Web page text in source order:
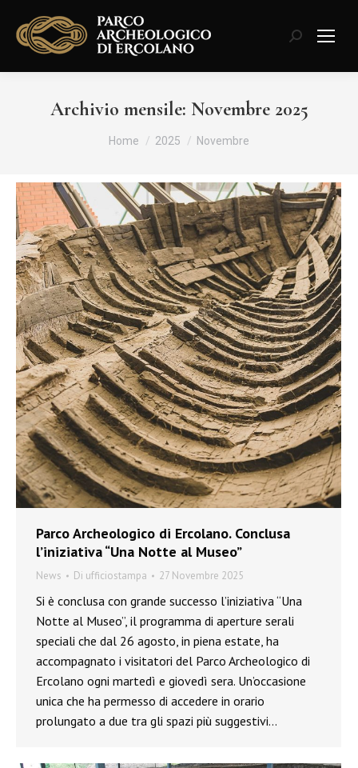
Cerca:
Archivio mensile: Novembre 2025
Tu sei qui:
Home 2025 Novembre
Parco Archeologico di Ercolano. Conclusa
l’iniziativa “Una Notte al Museo”
News Di ufficiostampa 27 Novembre 2025
Si è conclusa con grande successo l’iniziativa “Una
Notte al Museo”, il programma di aperture serali
speciali che dal 26 agosto, in piena estate, ha
accompagnato i visitatori del Parco Archeologico di
Ercolano ogni martedì e giovedì sera. Un’occasione
unica che ha permesso di accedere in orario
prolungato a due tra gli spazi più suggestivi…